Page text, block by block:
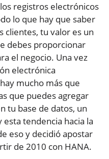
registros electrónicos
lo que hay que saber
clientes, tu valor es un
debes proporcionar
el negocio. Una vez
electrónica
mucho más que
que puedes agregar
tu base de datos, un
tendencia hacia la
eso y decidió apostar
de 2010 con HANA.